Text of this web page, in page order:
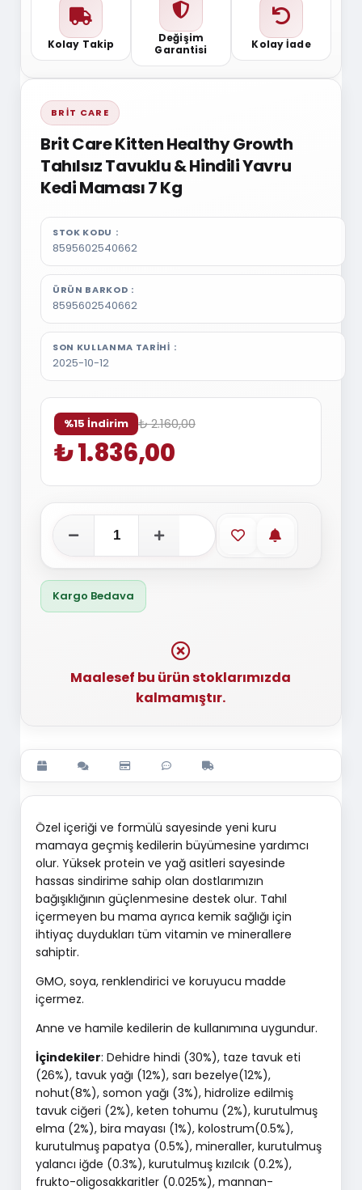
Kolay Takip
Değişim
Garantisi
Kolay İade
BRIT CARE
Brit Care Kitten Healthy Growth
Tahılsız Tavuklu & Hindili Yavru
Kedi Maması 7 Kg
STOK KODU
8595602540662
ÜRÜN BARKOD
8595602540662
SON KULLANMA TARIHI
2025-10-12
%15 İndirim ₺ 2.160,00
₺ 1.836,00
Favorilere ekle
Stoğa
Kargo Bedava
Maalesef bu ürün stoklarımızda
kalmamıştır.
Özel içeriği ve formülü sayesinde yeni kuru
mamaya geçmiş kedilerin büyümesine yardımcı
olur. Yüksek protein ve yağ asitleri sayesinde
hassas sindirime sahip olan dostlarımızın
bağışıklığının güçlenmesine destek olur. Tahıl
içermeyen bu mama ayrıca kemik sağlığı için
ihtiyaç duydukları tüm vitamin ve minerallere
sahiptir.
GMO, soya, renklendirici ve koruyucu madde
içermez.
Anne ve hamile kedilerin de kullanımına uygundur.
İçindekiler: Dehidre hindi (30%), taze tavuk eti
(26%), tavuk yağı (12%), sarı bezelye(12%),
nohut(8%), somon yağı (3%), hidrolize edilmiş
tavuk ciğeri (2%), keten tohumu (2%), kurutulmuş
elma (2%), bira mayası (1%), kolostrum(0.5%),
kurutulmuş papatya (0.5%), mineraller, kurutulmuş
yalancı iğde (0.3%), kurutulmuş kızılcık (0.2%),
frukto-oligosakkaritler (0.025%), mannan-